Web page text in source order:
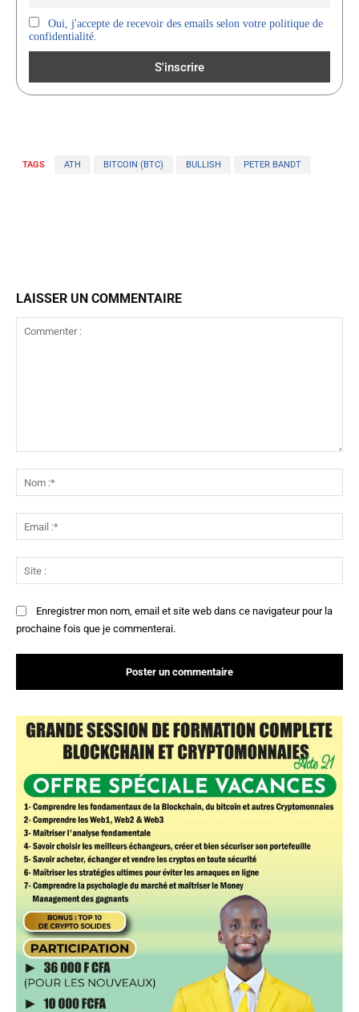
Oui, j'accepte de recevoir des emails selon votre politique de
confidentialité.
TAGS ATH BITCOIN (BTC) BULLISH PETER BANDT
LAISSER UN COMMENTAIRE
:*
:*
:
Enregistrer mon nom, email et site web dans ce navigateur pour la
prochaine fois que je commenterai.